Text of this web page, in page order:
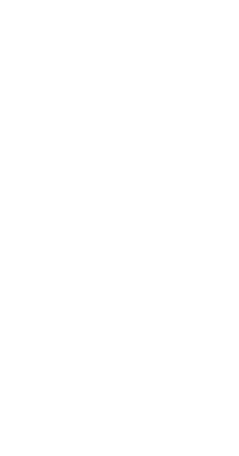
hotela. Rozsah a kvalita uvedených služieb